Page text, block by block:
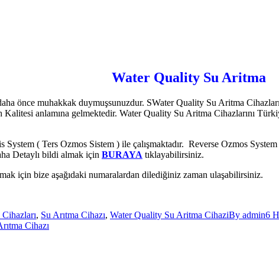
Water Quality Su Aritma
önce muhakkak duymuşsunuzdur. SWater Quality Su Aritma
anlamına gelmektedir. Water Quality Su Aritma Cihazlarını
System ( Ters Ozmos Sistem ) ile çalışmaktadır. Reverse Ozmos
Detaylı bildi almak için BURAYA tıklayabilirsiniz.
için bize aşağıdaki numaralardan dilediğiniz zaman ulaşabilirsiniz.
, Su Arıtma Cihazı, Water Quality Su Aritma CihaziBy admin6
Cihazı